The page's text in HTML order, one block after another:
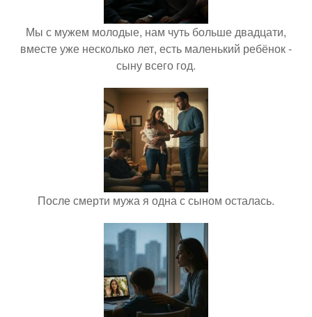
Мы с мужем молодые, нам чуть больше двадцати,
вместе уже несколько лет, есть маленький ребёнок -
сыну всего год.
После смерти мужа я одна с сыном осталась.